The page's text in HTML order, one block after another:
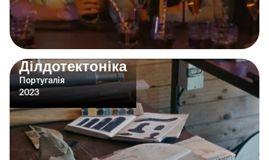
Ділдотектоніка
Португалія
2023